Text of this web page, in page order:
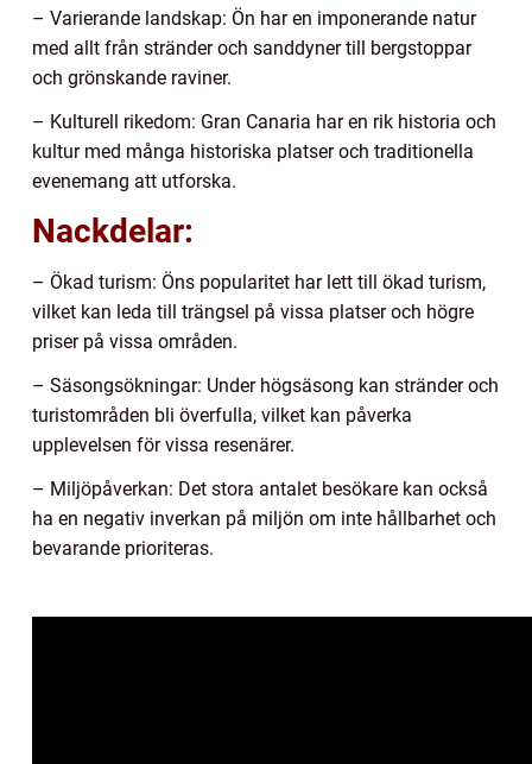
– Varierande landskap: Ön har en imponerande natur
med allt från stränder och sanddyner till bergstoppar
och grönskande raviner.
– Kulturell rikedom: Gran Canaria har en rik historia och
kultur med många historiska platser och traditionella
evenemang att utforska.
Nackdelar:
– Ökad turism: Öns popularitet har lett till ökad turism,
vilket kan leda till trängsel på vissa platser och högre
priser på vissa områden.
– Säsongsökningar: Under högsäsong kan stränder och
turistområden bli överfulla, vilket kan påverka
upplevelsen för vissa resenärer.
– Miljöpåverkan: Det stora antalet besökare kan också
ha en negativ inverkan på miljön om inte hållbarhet och
bevarande prioriteras.